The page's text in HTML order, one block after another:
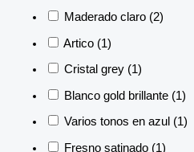
Maderado claro (2)
Artico (1)
Cristal grey (1)
Blanco gold brillante (1)
Varios tonos en azul (1)
Fresno satinado (1)